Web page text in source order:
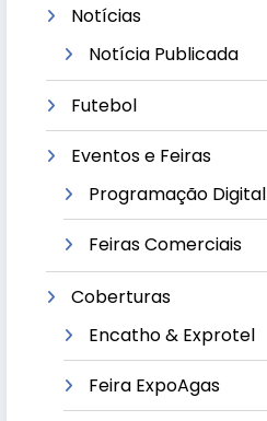
Notícias
Notícia Publicada
Futebol
Eventos e Feiras
Programação Digital
Feiras Comerciais
Coberturas
Encatho & Exprotel
Feira ExpoAgas